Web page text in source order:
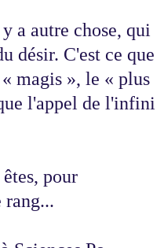
a autre chose, qui
désir. C'est ce que
magis », le « plus
l'appel de l'infini
pour
rang...